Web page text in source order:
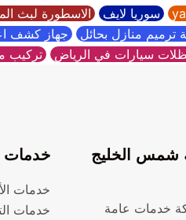
سوريا لايف الاسطورة لبث
منازل بحائل جهاز كشف
سيارات في الرياض تركيب
شمس الخليج
خدمات عامة
خدمات
خدمات
خدمات